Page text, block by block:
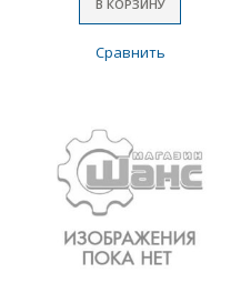
В КОРЗИНУ
Сравнить